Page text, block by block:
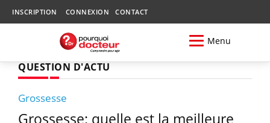
INSCRIPTION CONNEXION CONTACT
Menu
QUESTION D'ACTU
Grossesse
Grossesse: quelle est la meilleure